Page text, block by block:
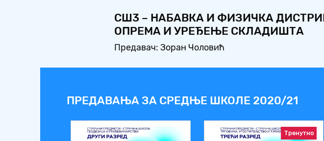
СШ3 – НАБАВКА И ФИЗИЧКА
ОПРЕМА И УРЕЂЕЊЕ СКЛАДИШТА
Предавач: Зоран Чоловић
ПРЕДАВАЊА ЗА СРЕДЊЕ ШКОЛЕ 2020/21
Тренутно